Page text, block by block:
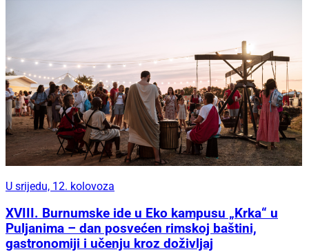
U srijedu, 12. kolovoza
XVIII. Burnumske ide u Eko kampusu „Krka“ u
Puljanima – dan posvećen rimskoj baštini,
gastronomiji i učenju kroz doživljaj